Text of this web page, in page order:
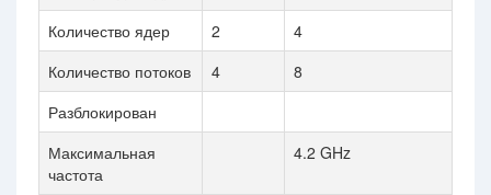
Количество ядер 2
4
Количество потоков
4
8
Разблокирован
Максимальная
частота
4.2 GHz